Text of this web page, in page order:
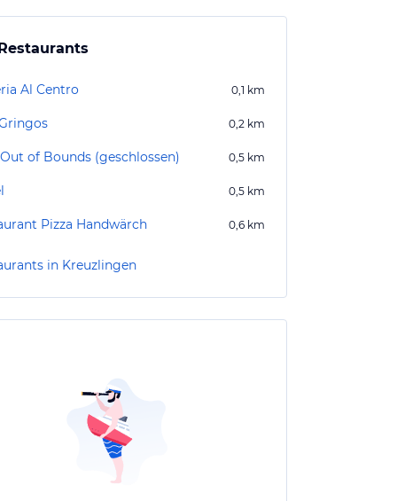
Al Centro 0,1 km
0,2 km
of Bounds (geschlossen) 0,5 km
0,5 km
Pizza Handwärch 0,6 km
in Kreuzlingen